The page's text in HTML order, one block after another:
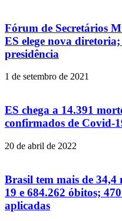
Fórum de Secretários
ES elege nova
presidência
1 de setembro de 2021
ES chega a 14.391
confirmados de Covid-
20 de abril de 2022
Brasil tem mais de 34,4
19 e 684.262 óbitos;
aplicadas